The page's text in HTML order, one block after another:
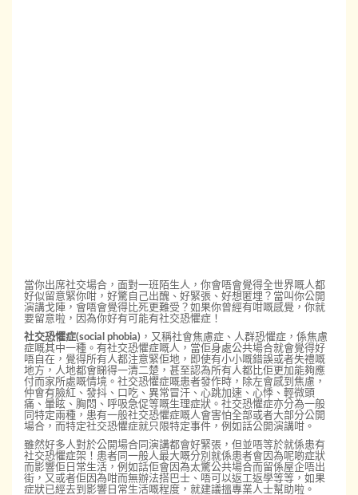
當你出席社交場合，面對一班陌生人，你會唔會覺得全世界嘅人都
好似留意緊你咁，好驚自己出醜、好緊張、好想匿埋？當叫你公開
演講戈陣，會唔會覺得比死更難受？如果你曾經有咁嘅感覺，你就
要留意啦，因為你好有可能有社交恐懼症！
社交恐懼症(social phobia) ，又稱社會焦慮症、人群恐懼症，係焦慮
症嘅其中一種。有社交恐懼症嘅人，當佢身處公共場合就會覺得好
唔自在，覺得所有人都注意緊佢地，即使有小小嘅錯誤或者失禮嘅
地方，人地都會睇得一清二楚，甚至認為所有人都比佢更加能夠應
付而家所處嘅情境。社交恐懼症嘅患者發作時，除左會感到焦慮，
仲會有臉紅、發抖、口吃、異常冒汗、心跳加速、心悸、輕微頭
痛、暈眩、胸悶、呼吸急促等嘅生理症狀。社交恐懼症亦分為一般
同特定兩種，患有一般社交恐懼症嘅人會害怕全部或者大部分公開
場合，而特定社交恐懼症就只限特定事件，例如話公開演講咁。
雖然好多人對於公開場合同演講都會好緊張，但並唔等於就係患有
社交恐懼症架！患者同一般人最大嘅分別就係患者會因為呢啲症狀
而影響佢日常生活，例如話佢會因為太驚公共場合而留係屋企唔出
街，又或者佢因為咁而無辦法搭巴士、唔可以返工返學等等，如果
症狀已經去到影響日常生活嘅程度，就建議搵專業人士幫助啦。